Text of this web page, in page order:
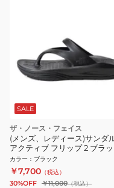
SALE
ザ・ノース・フェイス
(メンズ、レディース)サンダ
アクティブ フリップ 2 ブラッ
NF52651 KK
カラー ： ブラック
￥7,700 （税込）
30%OFF ￥11,000（税込）